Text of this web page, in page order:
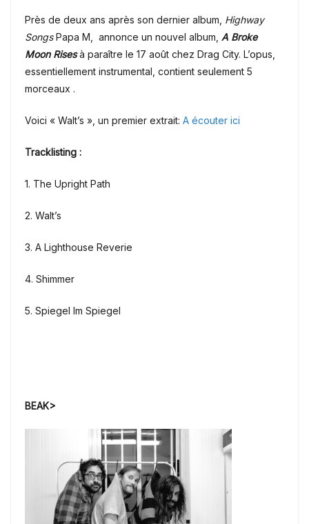
Près de deux ans après son dernier album, Highway
SongsPapa M, annonce un nouvel album, A Broke
Moon Risesà paraître le 17 août chez Drag City. L’opus,
essentiellement instrumental, contient seulement 5
morceaux .
Voici « Walt’s », un premier extrait: A écouter ici
Tracklisting :
1. The Upright Path
2. Walt’s
3. A Lighthouse Reverie
4. Shimmer
5. Spiegel Im Spiegel
BEAK>